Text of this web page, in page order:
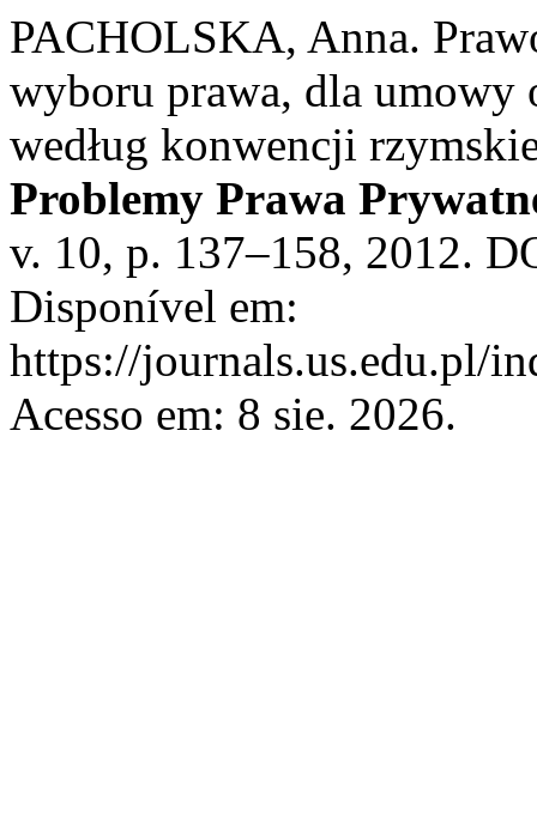
PACHOLSKA, Anna.
wyboru prawa, dla umowy
według konwencji
Problemy Prawa
v. 10, p. 137–158, 2012.
Disponível em:
https://journals.us.edu.pl/
Acesso em: 8 sie. 2026.